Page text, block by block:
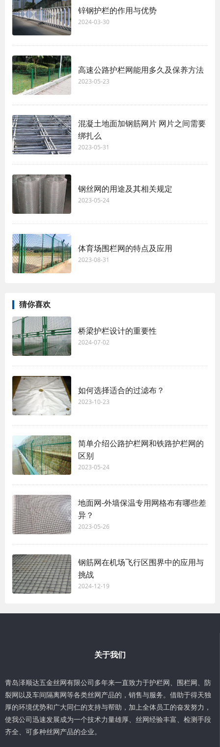
锌钢护栏的作用与优势
2024-03-30
高速公路护栏网能用多久及保养方法
2023-05-23
混凝土地面加钢筋网片 网片之间需要
绑扎么
2023-05-31
钢丝网的用途及其相关规定
2023-05-24
体育场围栏网的特点及应用
2023-08-31
猜你喜欢
桥梁护栏设计的重要性
2024-07-02
如何选择适合的过滤布？
2023-10-23
简单介绍公路护栏网和铁路护栏网的
区别
2023-05-24
地面网-外墙保温专用网格布有哪些差
异？
2023-05-26
钢筋网在机场飞行区围界中的应用与
挑战
2024-12-19
关于我们
青岛泽顺达五金丝网有限公司多年来一直致力于护栏网、围栏网、防
裂网以及车间隔离网等各类丝网产品的，销售与服务。借助于得天独
厚的环境优势和广大同仁的支持与帮助，加上全体员工的奋发努力，
使我公司迅速发展成为一个技术力量雄厚、丝网经验丰富、检测手段
齐全、可多种丝网产品的企业。